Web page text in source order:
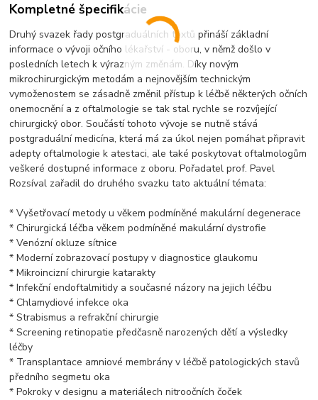
Kompletné špecifikácie
Druhý svazek řady postgraduálních textů přináší základní
informace o vývoji očního lékařství - oboru, v němž došlo v
posledních letech k výrazným změnám. Díky novým
mikrochirurgickým metodám a nejnovějším technickým
vymoženostem se zásadně změnil přístup k léčbě některých očních
onemocnění a z oftalmologie se tak stal rychle se rozvíjející
chirurgický obor. Součástí tohoto vývoje se nutně stává
postgraduální medicína, která má za úkol nejen pomáhat připravit
adepty oftalmologie k atestaci, ale také poskytovat oftalmologům
veškeré dostupné informace z oboru. Pořadatel prof. Pavel
Rozsíval zařadil do druhého svazku tato aktuální témata:
* Vyšetřovací metody u věkem podmíněné makulární degenerace
* Chirurgická léčba věkem podmíněné makulární dystrofie
* Venózní okluze sítnice
* Moderní zobrazovací postupy v diagnostice glaukomu
* Mikroincizní chirurgie katarakty
* Infekční endoftalmitidy a současné názory na jejich léčbu
* Chlamydiové infekce oka
* Strabismus a refrakční chirurgie
* Screening retinopatie předčasně narozených dětí a výsledky
léčby
* Transplantace amniové membrány v léčbě patologických stavů
předního segmetu oka
* Pokroky v designu a materiálech nitroočních čoček